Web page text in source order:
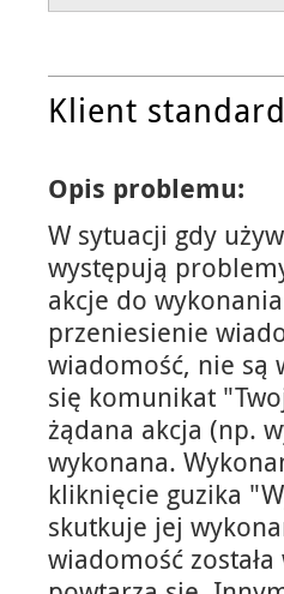
Klient
Opis problemu:
W sytuacji gdy
występują
akcje do
przeniesienie
wiadomość, nie są
się komunikat
żądana akcja (np.
wykonana.
kliknięcie guzika
skutkuje jej
wiadomość